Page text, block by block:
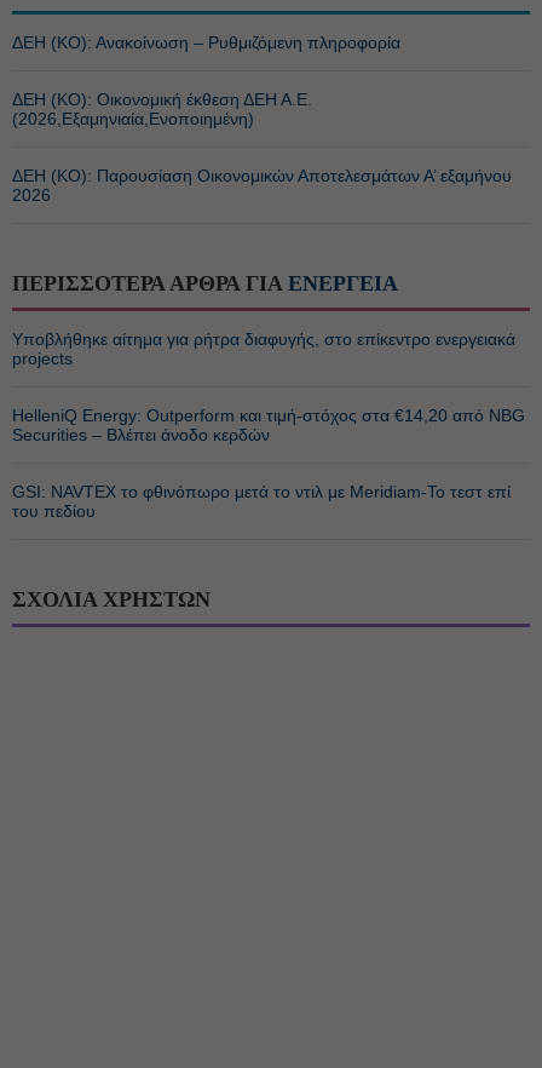
ΔΕΗ (ΚΟ): Ανακοίνωση – Ρυθμιζόμενη πληροφορία
ΔΕΗ (ΚΟ): Οικονομική έκθεση ΔΕΗ Α.Ε.
(2026,Εξαμηνιαία,Ενοποιημένη)
ΔΕΗ (ΚΟ): Παρουσίαση Οικονομικών Αποτελεσμάτων Α’ εξαμήνου
2026
ΠΕΡΙΣΣΟΤΕΡΑ ΑΡΘΡΑ ΓΙΑ ΕΝΕΡΓΕΙΑ
Υποβλήθηκε αίτημα για ρήτρα διαφυγής, στο επίκεντρο ενεργειακά
projects
HelleniQ Energy: Outperform και τιμή-στόχος στα €14,20 από NBG
Securities – Βλέπει άνοδο κερδών
GSI: NAVTEX το φθινόπωρο μετά το ντιλ με Meridiam-Το τεστ επί
του πεδίου
ΣΧΟΛΙΑ ΧΡΗΣΤΩΝ